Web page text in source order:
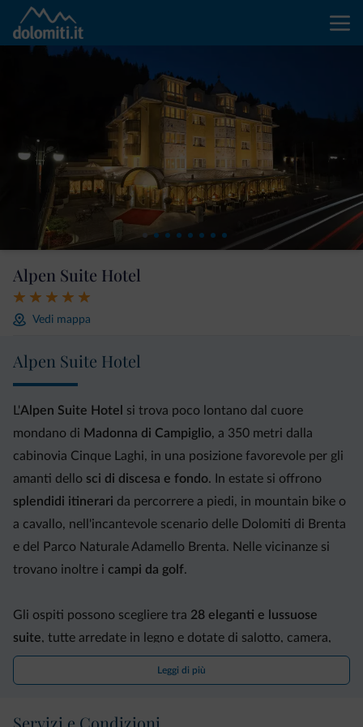
Alpen Suite Hotel
Vedi mappa
Alpen Suite Hotel
L'Alpen Suite Hotel
si trova poco lontano dal cuore
mondano di Madonna di Campiglio, a 350 metri dalla
cabinovia Cinque Laghi, in una posizione favorevole per gli
amanti dello sci di discesa e fondo. In estate si offrono
splendidi itinerari da percorrere a piedi, in mountain bike o
a cavallo, nell'incantevole scenario delle Dolomiti di Brenta
e del Parco Naturale Adamello Brenta. Nelle vicinanze si
trovano inoltre i campi da golf.
Gli ospiti possono scegliere tra 28 eleganti e lussuose
suite, tutte arredate in legno e dotate di salotto, camera,
cabina armadio, bagno con vasca e cabina doccia separata,
zona notte e zona giorno separate, con ADSL, TV-LCD
Leggi di più
Servizi e Condizioni